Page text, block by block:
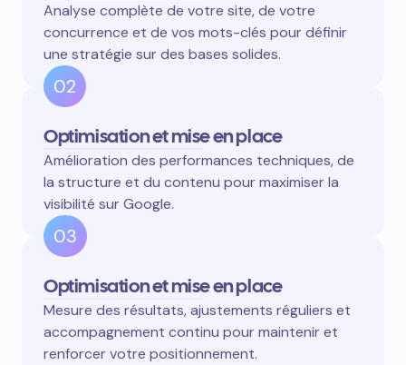
Analyse complète de votre site, de votre
concurrence et de vos mots-clés pour définir
une stratégie sur des bases solides.
02
Optimisation et mise en place
Amélioration des performances techniques, de
la structure et du contenu pour maximiser la
visibilité sur Google.
03
Optimisation et mise en place
Mesure des résultats, ajustements réguliers et
accompagnement continu pour maintenir et
renforcer votre positionnement.